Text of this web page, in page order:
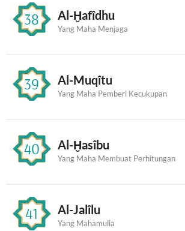
38 Al-Ḫafîdhu
Yang Maha Menjaga
39 Al-Muqîtu
Yang Maha Pemberi Kecukupan
40 Al-Ḫasîbu
Yang Maha Membuat Perhitungan
41 Al-Jalîlu
Yang Mahamulia